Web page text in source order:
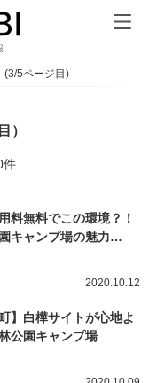
(3/5ページ目)
）
件
料無料でこの環境？！
キャンプ場の魅力…
2020.10.12
】白樺サイトが心地よ
公園キャンプ場